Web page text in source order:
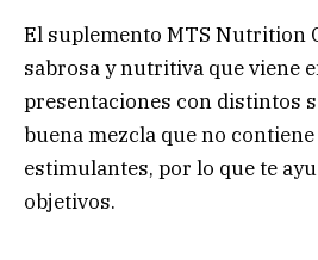
El suplemento MTS Nutrition
sabrosa y nutritiva que viene
presentaciones con distintos
buena mezcla que no
estimulantes, por lo que te
objetivos.